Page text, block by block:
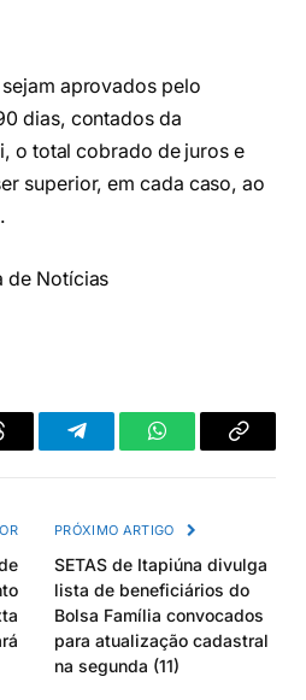
aprovados pelo
dias, contados da
o total cobrado de juros e
superior, em cada caso, ao
de Notícias
TelegramWhatsAppCopiar
PRÓXIMO ARTIGO
SETAS de Itapiúna divulga
lista de beneficiários do
Bolsa Família convocados
para atualização cadastral
na segunda (11)